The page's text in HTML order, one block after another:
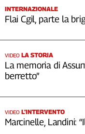
INTERNAZIONALE
Flai Cgil, parte la
VIDEO LA STORIA
La memoria di
berretto”
VIDEO L’INTERVENTO
Marcinelle, Landini: